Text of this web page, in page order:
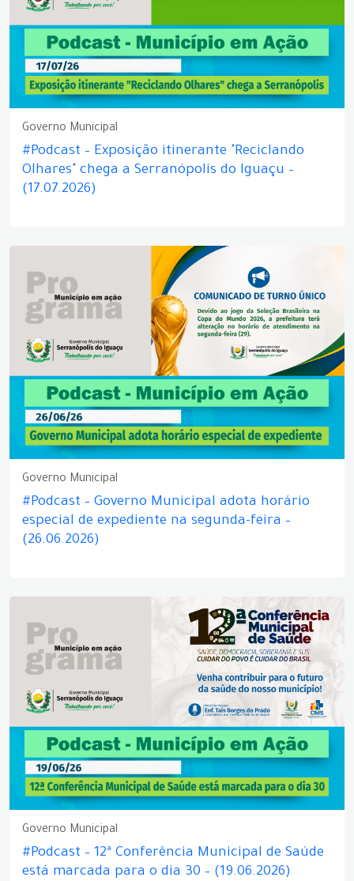
Governo Municipal
#Podcast – Exposição itinerante "Reciclando
Olhares" chega a Serranópolis do Iguaçu –
(17.07.2026)
Governo Municipal
#Podcast – Governo Municipal adota horário
especial de expediente na segunda-feira –
(26.06.2026)
Governo Municipal
#Podcast – 12ª Conferência Municipal de Saúde
está marcada para o dia 30 – (19.06.2026)